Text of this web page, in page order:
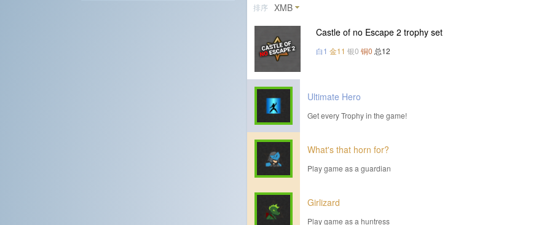
排序 XMB
Castle of no Escape 2 trophy set
白1 金11 银0 铜0 总12
Ultimate Hero
Get every Trophy in the game!
What's that horn for?
Play game as a guardian
Girlizard
Play game as a huntress